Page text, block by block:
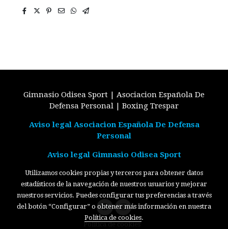
Gimnasio Odisea Sport | Asociacion Española De
Defensa Personal | Boxing Trespar
Aviso legal Asociacion Española De Defensa
Personal
Aviso legal Gimnasio Odisea Sport
Política de cookies
Utilizamos cookies propias y terceros para obtener datos
estadísticos de la navegación de nuestros usuarios y mejorar
nuestros servicios. Puedes configurar tus preferencias a través
del botón “Configurar” o obtener más información en nuestra
Política de cookies.